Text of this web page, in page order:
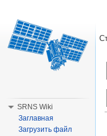
SRNS Wiki
Заглавная
Загрузить файл